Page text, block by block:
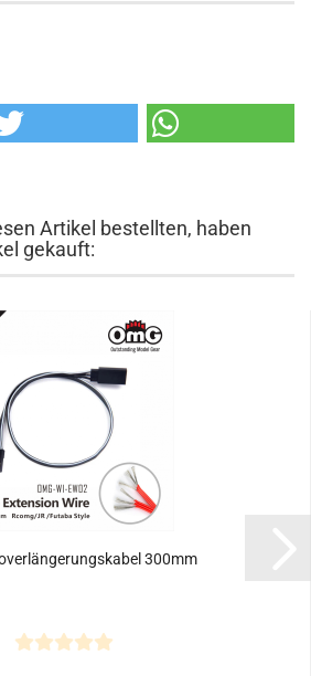
Artikel bestellten, haben
gekauft:
300mm